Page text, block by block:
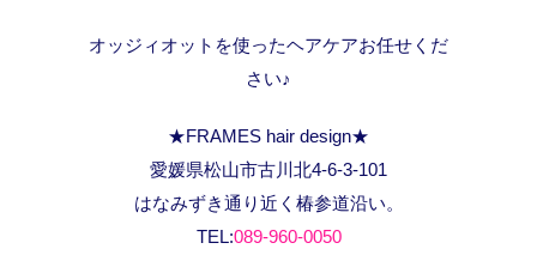
オッジィオットを使ったヘアケアお任せくだ
さい♪
★FRAMES hair design★
愛媛県松山市古川北4-6-3-101
はなみずき通り近く椿参道沿い。
TEL:089-960-0050